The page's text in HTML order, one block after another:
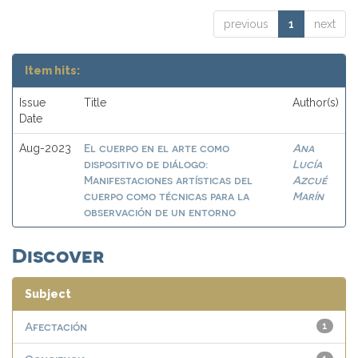
previous 1 next
Item hits:
Issue
Date
Title Author(s)
Aug-2023
El cuerpo en el arte como
dispositivo de diálogo:
Manifestaciones artísticas del
cuerpo como técnicas para la
observación de un entorno
Ana
Lucía
Azcué
Marín
Discover
Subject
1
Afectación